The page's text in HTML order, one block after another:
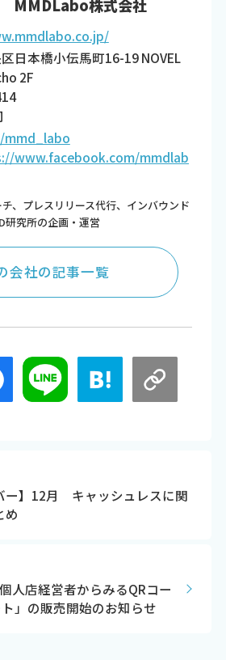
MMDLabo株式会社
日本橋小伝馬町16-19 NOVEL
2F
www.facebook.com/mmdlab
、プレスリリース代行、インバウンド
研究所の企画・運営
会社の記事一覧
ー】12月 キャッシュレスに関
め
人店経営者からみるQRコー
」の販売開始のお知らせ